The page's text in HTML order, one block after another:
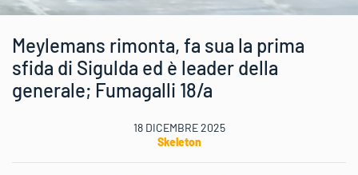
Meylemans rimonta, fa sua la prima
sfida di Sigulda ed è leader della
generale; Fumagalli 18/a
18 DICEMBRE 2025
Skeleton